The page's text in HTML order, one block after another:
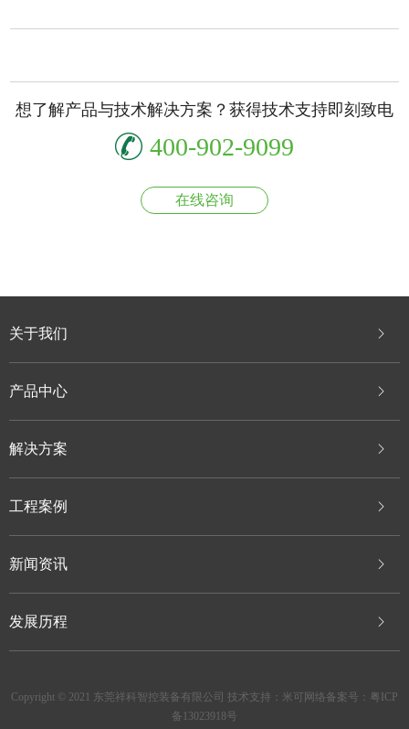
想了解产品与技术解决方案？获得技术支持即刻致电
400-902-9099
在线咨询
关于我们
产品中心
解决方案
工程案例
新闻资讯
发展历程
Copyright © 2021 东莞祥科智控装备有限公司 技术支持：米可网络备案号： 粤ICP
备13023918号